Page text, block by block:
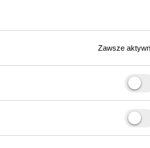
Zawsze